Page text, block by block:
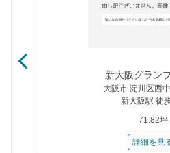
新大阪グラン
大阪市 淀川区西
新大阪駅 徒
71.82坪
詳細を見